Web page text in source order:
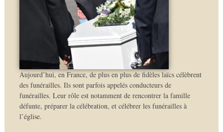
Aujourd’hui, en France, de plus en plus de fidèles laïcs célèbrent
des funérailles. Ils sont parfois appelés conducteurs de
funérailles. Leur rôle est notamment de rencontrer la famille
défunte, préparer la célébration, et célébrer les funérailles à
l’église.